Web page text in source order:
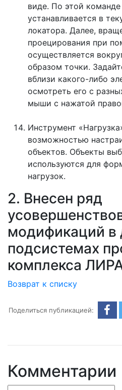
виде. По этой
устанавливается в
локатора. Далее,
проецирования при
осуществляется
образом точки.
вблизи какого-либо
осмотреть его с
мыши с нажатой
Инструмент
возможностью
объектов. Объекты
используются для
нагрузок.
2. Внесен ряд
модификаций в
подсистемах
комплекса
Возврат к списку
Поделиться публикацией:
Комментарии